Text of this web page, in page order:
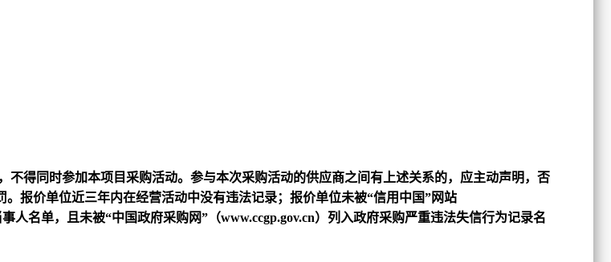
得同时参加本项目采购活动。参与本次采购活动的供应商之间有上述关系的，应主动声明，否
报价单位近三年内在经营活动中没有违法记录；报价单位未被“信用中国”网站
人名单，且未被“中国政府采购网”（www.ccgp.gov.cn）列入政府采购严重违法失信行为记录名